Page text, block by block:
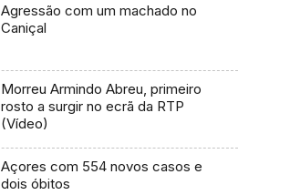
Agressão com um machado no
Caniçal
Morreu Armindo Abreu, primeiro
rosto a surgir no ecrã da RTP
(Vídeo)
Açores com 554 novos casos e
dois óbitos